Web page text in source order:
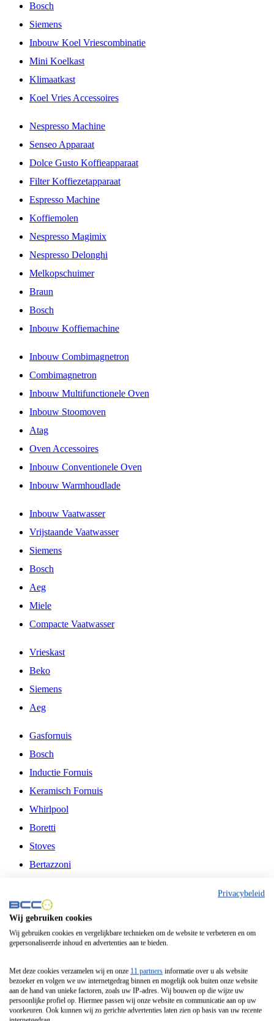
Bosch
Siemens
Inbouw Koel Vriescombinatie
Mini Koelkast
Klimaatkast
Koel Vries Accessoires
Nespresso Machine
Senseo Apparaat
Dolce Gusto Koffieapparaat
Filter Koffiezetapparaat
Espresso Machine
Koffiemolen
Nespresso Magimix
Nespresso Delonghi
Melkopschuimer
Braun
Bosch
Inbouw Koffiemachine
Inbouw Combimagnetron
Combimagnetron
Inbouw Multifunctionele Oven
Inbouw Stoomoven
Atag
Oven Accessoires
Inbouw Conventionele Oven
Inbouw Warmhoudlade
Inbouw Vaatwasser
Vrijstaande Vaatwasser
Siemens
Bosch
Aeg
Miele
Compacte Vaatwasser
Vrieskast
Beko
Siemens
Aeg
Gasfornuis
Bosch
Inductie Fornuis
Keramisch Fornuis
Whirlpool
Boretti
Stoves
Bertazzoni
Fitelli
Airfryer
Frituurpan
Contactgrill
Broodbakmachine
Broodrooster
Privacybeleid
Wij gebruiken cookies
Wij gebruiken cookies en vergelijkbare technieken om de website te verbeteren en om
gepersonaliseerde inhoud en advertenties aan te bieden.
Met deze cookies verzamelen wij en onze 11 partners informatie over u als website
bezoeker en volgen we uw internetgedrag binnen en mogelijk ook buiten onze website
aan de hand van unieke factoren, zoals uw IP-adres. Wij bouwen op die wijze uw
persoonlijke profiel op. Hiermee passen wij onze website en communicatie aan op uw
voorkeuren. Ook kunnen wij zo gerichte advertenties laten zien op basis van uw recente